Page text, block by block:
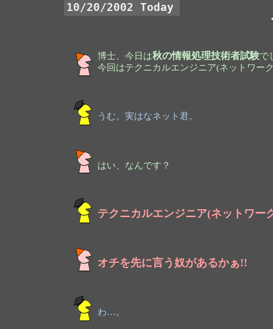
10/20/2002 Today
博士、今日は秋の情報処理技術者試験で
今回はテクニカルエンジニア(ネットワー
うむ。実はなネット君。
はい、なんです？
テクニカルエンジニア(ネットワー
オチを先に言う奴があるかぁ!!
わ…。